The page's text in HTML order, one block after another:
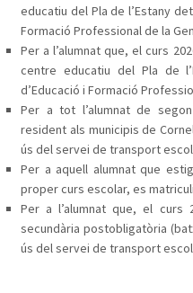
educatiu del Pla de l’Estany
Formació Professional de la
Per a l’alumnat que, el curs
centre educatiu del Pla de
d’Educació i Formació
Per a tot l’alumnat de
resident als municipis de
ús del servei de transport
Per a aquell alumnat que
proper curs escolar, es
Per a l’alumnat que, el curs
secundària postobligatòria
ús del servei de transport